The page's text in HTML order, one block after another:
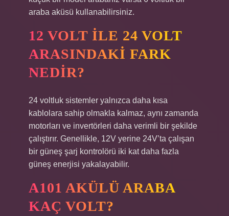
araba aküsü kullanabilirsiniz.
12 VOLT ILE 24 VOLT
ARASINDAKI FARK
NEDIR?
24 voltluk sistemler yalnızca daha kısa
kablolara sahip olmakla kalmaz, aynı zamanda
motorları ve invertörleri daha verimli bir şekilde
çalıştırır. Genellikle, 12V yerine 24V’ta çalışan
bir güneş şarj kontrolörü iki kat daha fazla
güneş enerjisi yakalayabilir.
A101 AKÜLÜ ARABA
KAÇ VOLT?